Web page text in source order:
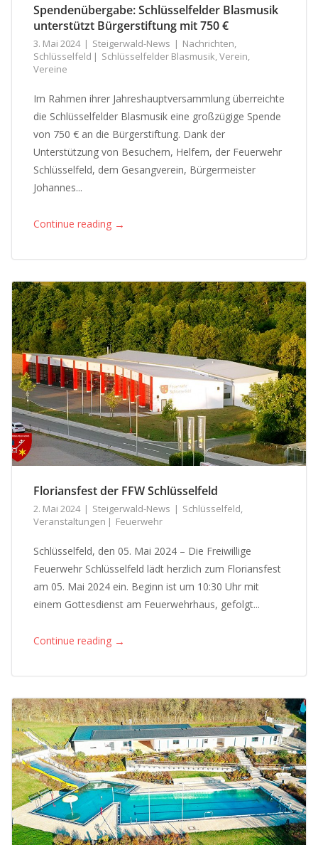
Spendenübergabe: Schlüsselfelder Blasmusik
unterstützt Bürgerstiftung mit 750 €
3. Mai 2024 Steigerwald-News Nachrichten,
Schlüsselfeld
Schlüsselfelder Blasmusik,Verein,
Vereine
Im Rahmen ihrer Jahreshauptversammlung überreichte
die Schlüsselfelder Blasmusik eine großzügige Spende
von 750 € an die Bürgerstiftung. Dank der
Unterstützung von Besuchern, Helfern, der Feuerwehr
Schlüsselfeld, dem Gesangverein, Bürgermeister
Johannes...
Continue reading →
Floriansfest der FFW Schlüsselfeld
2. Mai 2024 Steigerwald-News Schlüsselfeld,
Veranstaltungen
Feuerwehr
Schlüsselfeld, den 05. Mai 2024 – Die Freiwillige
Feuerwehr Schlüsselfeld lädt herzlich zum Floriansfest
am 05. Mai 2024 ein. Beginn ist um 10:30 Uhr mit
einem Gottesdienst am Feuerwehrhaus, gefolgt...
Continue reading →